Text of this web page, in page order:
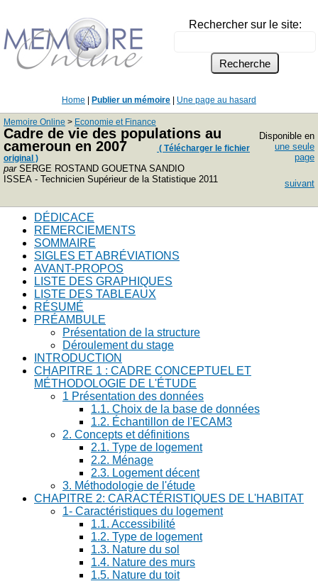
Rechercher sur le site:
Home Publier un mémoire Une page au hasard
Memoire Online > Economie et Finance
Cadre de vie des populations au
cameroun en 2007
( Télécharger le fichier
original )
parSERGE ROSTAND GOUETNA SANDIO
ISSEA - Technicien Supérieur de la Statistique 2011
Disponible en
une seule
page
suivant
DÉDICACE
REMERCIEMENTS
SOMMAIRE
SIGLES ET ABRÉVIATIONS
AVANT-PROPOS
LISTE DES GRAPHIQUES
LISTE DES TABLEAUX
RÉSUMÉ
PRÉAMBULE
Présentation de la structure
Déroulement du stage
INTRODUCTION
CHAPITRE 1 : CADRE CONCEPTUEL ET
MÉTHODOLOGIE DE L'ÉTUDE
1 Présentation des données
1.1. Choix de la base de données
1.2. Échantillon de l'ECAM3
2. Concepts et définitions
2.1. Type de logement
2.2. Ménage
2.3. Logement décent
3. Méthodologie de l'étude
CHAPITRE 2: CARACTÉRISTIQUES DE L'HABITAT
1- Caractéristiques du logement
1.1. Accessibilité
1.2. Type de logement
1.3. Nature du sol
1.4. Nature des murs
1.5. Nature du toit